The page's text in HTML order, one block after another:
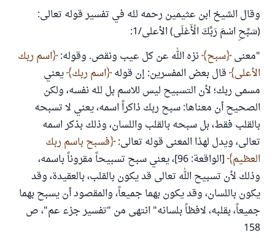
وقال الشيخ ابن عثيمين رحمه لله في تفسير قوله تعالى:
(سَبِّحِ اسْمَ رَبِّكَ الْأَعْلَى) الأعلى/1:
"معنى سبح نزه الله عن كل عيب ونقص. وقوله: اسم ربك
الأعلى قال بعض المفسرين: إن قوله اسم ربك يعني
مسمى ربك؛ لأن التسبيح ليس للاسم بل لله نفسه، ولكن
الصحيح أن معناها: سبح ربك ذاكراً اسمه، يعني لا تسبحه
بالقلب فقط، بل سبحه بالقلب واللسان، وذلك بذكر اسمه
تعالى، ويدل لهذا المعنى قوله تعالى: فسبح باسم ربك
العظيم
[الواقعة: 96]، يعني سبح تسبيحاً مقروناً باسمه،
وذلك لأن تسبيح الله تعالى قد يكون بالقلب، بالعقيدة، وقد
يكون باللسان، وقد يكون بهما جميعاً، والمقصود أن يسبح بهما
جميعاً، بقلبه، لافظاً بلسانه" انتهى من "تفسير جزء عم"، ص
158